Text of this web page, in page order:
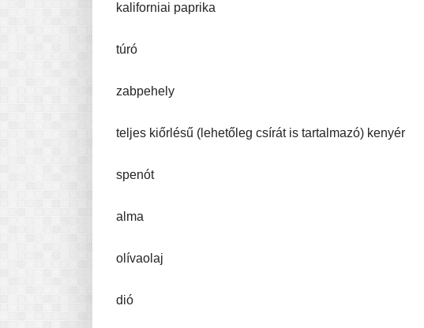
kaliforniai paprika
túró
zabpehely
teljes kiőrlésű (lehetőleg csírát is tartalmazó) kenyér
spenót
alma
olívaolaj
dió